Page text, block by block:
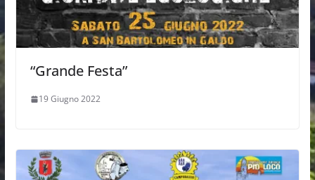
“Grande Festa”
19 Giugno 2022